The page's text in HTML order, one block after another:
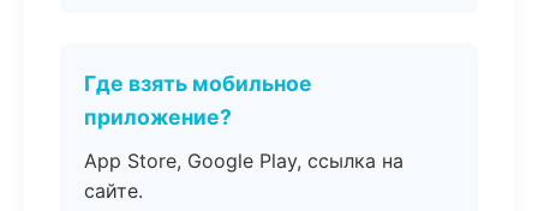
Где взять мобильное
приложение?
App Store, Google Play, ссылка на
сайте.